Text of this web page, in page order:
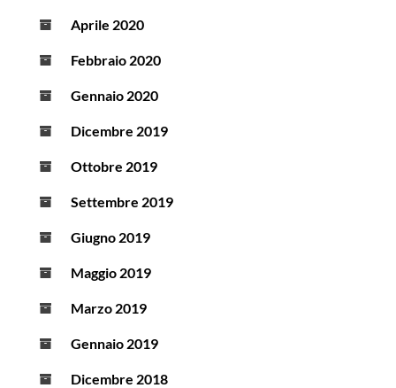
Aprile 2020
Febbraio 2020
Gennaio 2020
Dicembre 2019
Ottobre 2019
Settembre 2019
Giugno 2019
Maggio 2019
Marzo 2019
Gennaio 2019
Dicembre 2018